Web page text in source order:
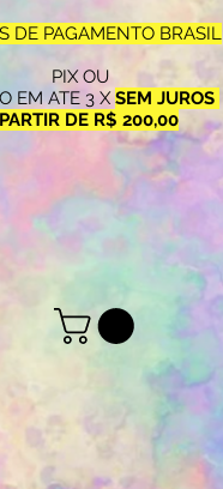
DE PAGAMENTO BRASIL
PIX OU
EM ATE 3 XSEM JUROS
DE R$ 200,00